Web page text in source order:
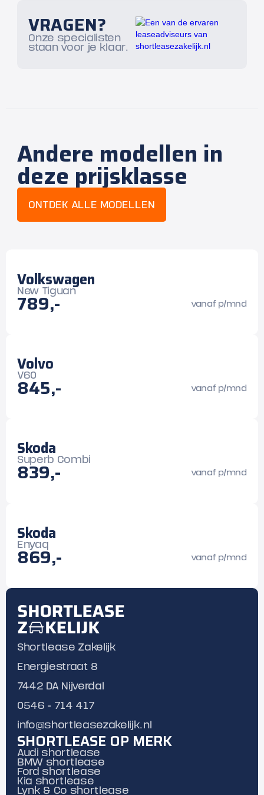
VRAGEN?
Onze specialisten
staan voor je klaar.
Andere modellen in
deze prijsklasse
ONTDEK ALLE MODELLEN
Volkswagen
New Tiguan
789,- vanaf p/mnd
Volvo
V60
845,- vanaf p/mnd
Skoda
Superb Combi
839,- vanaf p/mnd
Skoda
Enyaq
869,- vanaf p/mnd
Shortlease Zakelijk
Energiestraat 8
7442 DA Nijverdal
0546 - 714 417
info@shortleasezakelijk.nl
SHORTLEASE OP MERK
Audi shortlease
BMW shortlease
Ford shortlease
Kia shortlease
Lynk & Co shortlease